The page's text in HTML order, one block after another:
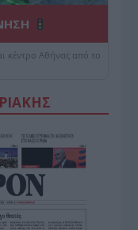
κέντρο Αθήνας από το